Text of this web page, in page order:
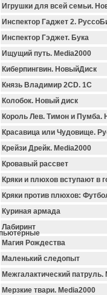
Игрушки для всей семьи.
Инспектор Гаджет 2.
Инспектор Гэджет. Бука
Ищущий путь. Media2000
Киберпингвин. НовыйДиск
Князь Владимир 2CD. 1C
Колобок. Новый диск
Король Лев. Тимон и Пумба.
Красавица или Чудовище.
Крейзи Дрейк. Media2000
Кровавый рассвет
Кряки и плюхов вступают в
Кряки против плюхов:
Куриная армада
Лабиринт
Магия Рождества
Маленький следопыт
Межгалактический патруль.
Мерзкие твари. Media2000